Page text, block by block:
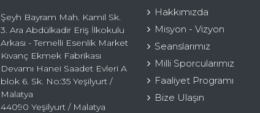
Şeyh Bayram Mah. Kamil Sk.
3. Ara Abdülkadir Eriş İlkokulu
Arkası - Temelli Esenlik Market
Kıvanç Ekmek Fabrikası
Devamı Hanei Saadet Evleri A
blok 6. Sk. No:35 Yeşilyurt /
Malatya
44090 Yeşilyurt / Malatya
Hakkımızda
Misyon - Vizyon
Seanslarımız
Milli Sporcularımız
Faaliyet Programı
Bize Ulaşın